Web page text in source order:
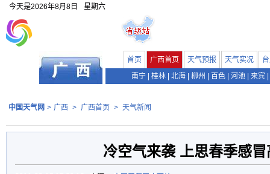
今天是2026年8月8日 星期六
首页 广西首页 天气预报 天气实况
南宁
桂林 北海 柳州 百色 河池 来宾
中国天气网 > 广西 > 广西首页 > 天气新闻
冷空气来袭 上思春季感冒